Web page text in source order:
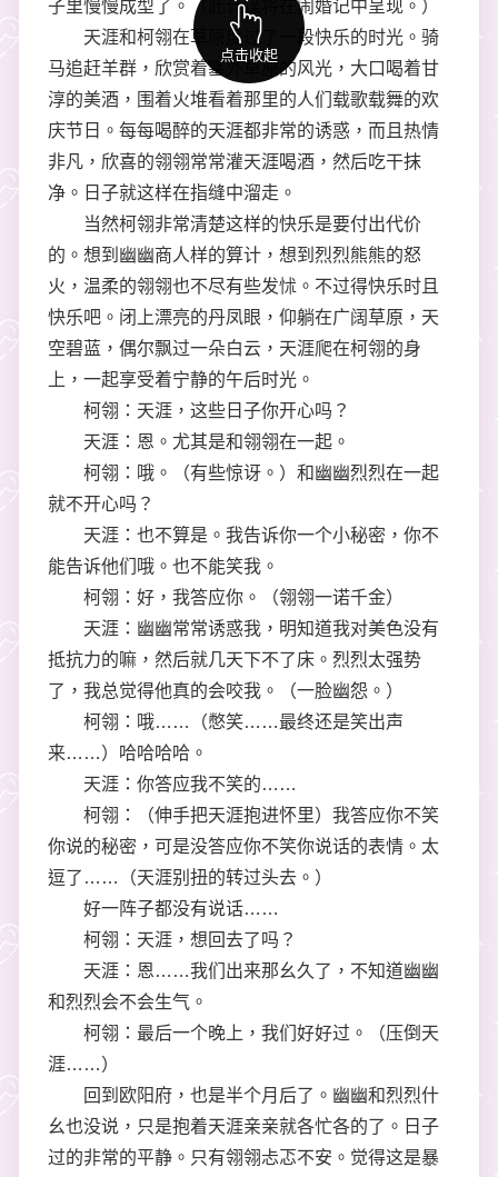
子里慢慢成型了。（此计谋将在闹婚记中呈现。）
天涯和柯翎在草原度过了一段快乐的时光。骑
马追赶羊群，欣赏着塞外草原的风光，大口喝着甘
淳的美酒，围着火堆看着那里的人们载歌载舞的欢
庆节日。每每喝醉的天涯都非常的诱惑，而且热情
非凡，欣喜的翎翎常常灌天涯喝酒，然后吃干抹
净。日子就这样在指缝中溜走。
当然柯翎非常清楚这样的快乐是要付出代价
的。想到幽幽商人样的算计，想到烈烈熊熊的怒
火，温柔的翎翎也不尽有些发怵。不过得快乐时且
快乐吧。闭上漂亮的丹凤眼，仰躺在广阔草原，天
空碧蓝，偶尔飘过一朵白云，天涯爬在柯翎的身
上，一起享受着宁静的午后时光。
柯翎：天涯，这些日子你开心吗？
天涯：恩。尤其是和翎翎在一起。
柯翎：哦。（有些惊讶。）和幽幽烈烈在一起
就不开心吗？
天涯：也不算是。我告诉你一个小秘密，你不
能告诉他们哦。也不能笑我。
柯翎：好，我答应你。（翎翎一诺千金）
天涯：幽幽常常诱惑我，明知道我对美色没有
抵抗力的嘛，然后就几天下不了床。烈烈太强势
了，我总觉得他真的会咬我。（一脸幽怨。）
柯翎：哦……（憋笑……最终还是笑出声
来……）哈哈哈哈。
天涯：你答应我不笑的……
柯翎：（伸手把天涯抱进怀里）我答应你不笑
你说的秘密，可是没答应你不笑你说话的表情。太
逗了……（天涯别扭的转过头去。）
好一阵子都没有说话……
柯翎：天涯，想回去了吗？
天涯：恩……我们出来那幺久了，不知道幽幽
和烈烈会不会生气。
柯翎：最后一个晚上，我们好好过。（压倒天
涯……）
回到欧阳府，也是半个月后了。幽幽和烈烈什
幺也没说，只是抱着天涯亲亲就各忙各的了。日子
过的非常的平静。只有翎翎忐忑不安。觉得这是暴
点击收起